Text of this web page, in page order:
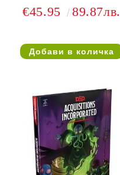
€45.95 89.87лв.